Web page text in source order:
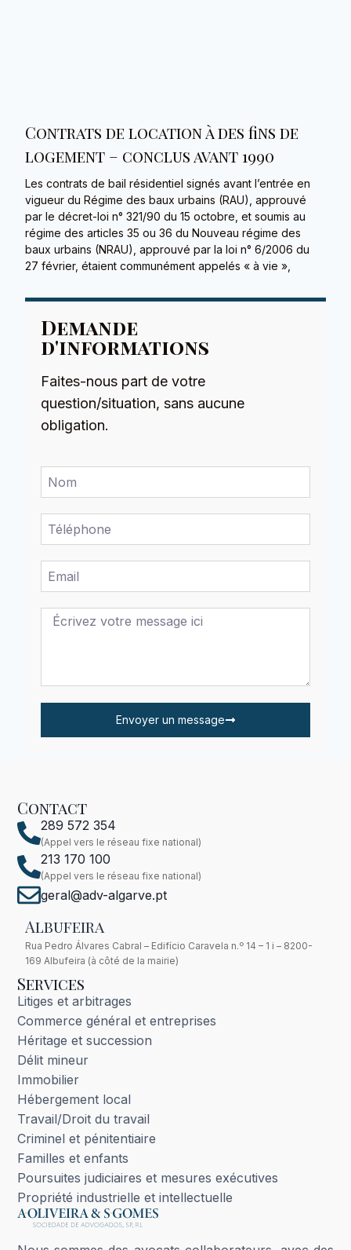
Contrats de location à des fins de
logement – conclus avant 1990
Les contrats de bail résidentiel signés avant l’entrée en
vigueur du Régime des baux urbains (RAU), approuvé
par le décret-loi n° 321/90 du 15 octobre, et soumis au
régime des articles 35 ou 36 du Nouveau régime des
baux urbains (NRAU), approuvé par la loi n° 6/2006 du
27 février, étaient communément appelés « à vie »,
Demande
d'informations
Faites-nous part de votre
question/situation, sans aucune
obligation.
Envoyer un message
Contact
289 572 354
(Appel vers le réseau fixe national)
213 170 100
(Appel vers le réseau fixe national)
geral@adv-algarve.pt
Albufeira
Rua Pedro Álvares Cabral – Edifício Caravela n.º 14 – 1 i – 8200-
169 Albufeira (à côté de la mairie)
Services
Litiges et arbitrages
Commerce général et entreprises
Héritage et succession
Délit mineur
Immobilier
Hébergement local
Travail/Droit du travail
Criminel et pénitentiaire
Familles et enfants
Poursuites judiciaires et mesures exécutives
Propriété industrielle et intellectuelle